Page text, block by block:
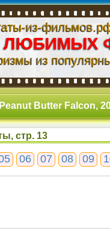
из-
ЛЮБИМЫХ
из
Butter Falcon,
стр. 13
06 07 08 09